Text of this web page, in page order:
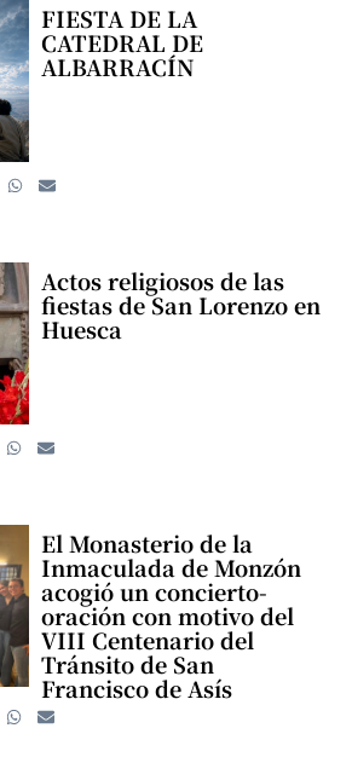
FIESTA DE LA
CATEDRAL DE
ALBARRACÍN
Actos religiosos de las
fiestas de San Lorenzo en
Huesca
El Monasterio de la
Inmaculada de Monzón
acogió un concierto-
oración con motivo del
VIII Centenario del
Tránsito de San
Francisco de Asís